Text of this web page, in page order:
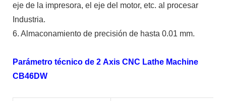
eje de la impresora, el eje del motor, etc. al procesar
Industria.
6. Almaconamiento de precisión de hasta 0.01 mm.
Parámetro técnico de 2 Axis CNC Lathe Machine
CB46DW